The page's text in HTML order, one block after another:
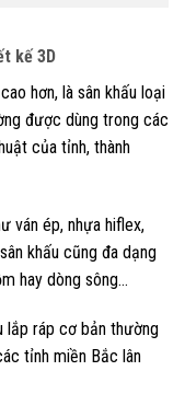
kế 3D
hơn, là sân khấu loại
được dùng trong các
của tỉnh, thành
ván ép, nhựa hiflex,
khấu cũng đa dạng
hay dòng sông…
lắp ráp cơ bản thường
tỉnh miền Bắc lân